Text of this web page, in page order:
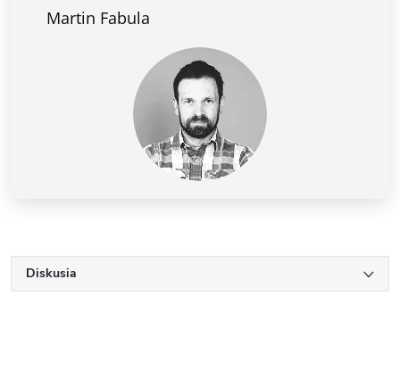
Martin Fabula
Diskusia